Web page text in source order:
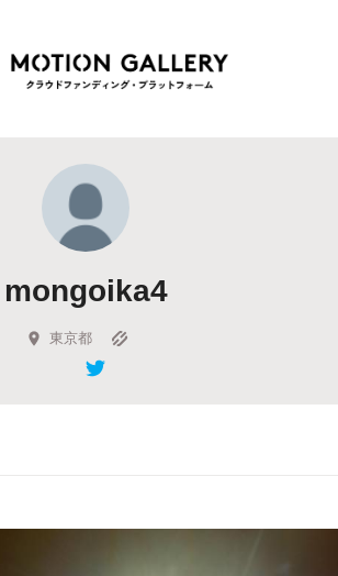
Highlight
新着プロジェクト
Feature
キュレーターから探す
mongoika4
東京都